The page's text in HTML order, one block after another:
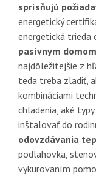
sprísňujú
energetický
energetická trieda
pasívnym
najdôležitejšie z
teda treba zladiť,
kombináciami
chladenia, aké
inštalovať do
odovzdávania
podlahovka,
vykurovaním